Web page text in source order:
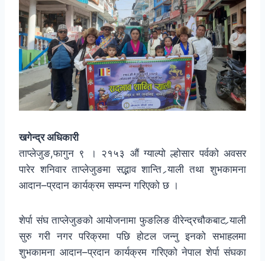
खगेन्द्र अधिकारी
ताप्लेजुङ,फागुन ९ । २१५३ औं ग्याल्पो ल्होसार पर्वको अवसर
पारेर शनिवार ताप्लेजुङमा सद्भाव शान्ति र्‍याली तथा शुभकामना
आदान–प्रदान कार्यक्रम सम्पन्न गरिएको छ ।
शेर्पा संघ ताप्लेजुङको आयोजनामा फुङलिङ वीरेन्द्रचौकबाट र्‍याली
सुरु गरी नगर परिक्रमा पछि होटल जन्नु इनको सभाहलमा
शुभकामना आदान–प्रदान कार्यक्रम गरिएको नेपाल शेर्पा संघका